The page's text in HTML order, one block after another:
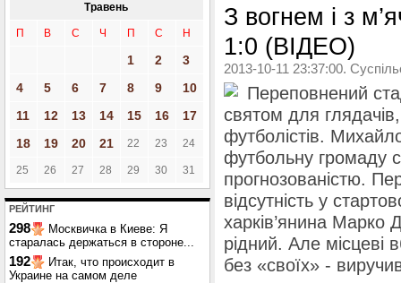
Травень
П В С Ч П С Н
1 2
3
4
5 6 7 8 9
10
11
12 13 14 15 16
17
18
19 20 21 22 23 24
25 26 27 28 29 30 31
РЕЙТИНГ
298
Москвичка в Киеве: Я
старалась держаться в стороне...
192
Итак, что происходит в
Украине на самом деле
З вогнем і з
1:0 (ВІДЕО)
2013-10-11 23:37:00.
Переповнений
святом для
футболістів.
футбольну громаду
прогнозованістю.
відсутність у
харків’янина Марко
рідний. Але місцеві
без «своїх» -